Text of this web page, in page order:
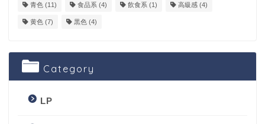
青色 (11) 食品系 (4) 飲食系 (1) 高級感 (4)
黄色 (7) 黒色 (4)
Category
LP